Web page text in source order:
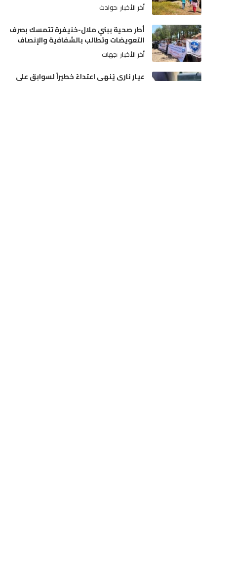
أخر الأخبار حوادث
أطر صحية ببني ملال-خنيفرة تتمسك بصرف
التعويضات وتطالب بالشفافية والإنصاف
أخر الأخبار جهات
عيار ناري يُنهي اعتداءً خطيراً لسوابق على